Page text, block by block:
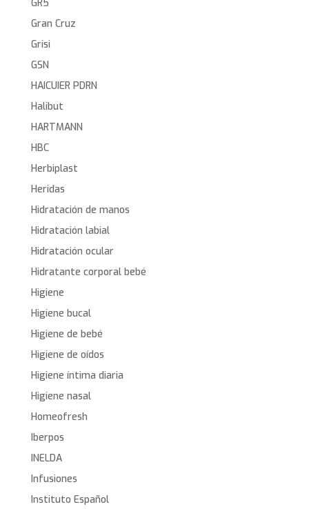
GR5
Gran Cruz
Grisi
GSN
HAICUIER PDRN
Halibut
HARTMANN
HBC
Herbiplast
Heridas
Hidratación de manos
Hidratación labial
Hidratación ocular
Hidratante corporal bebé
Higiene
Higiene bucal
Higiene de bebé
Higiene de oídos
Higiene íntima diaria
Higiene nasal
Homeofresh
Iberpos
INELDA
Infusiones
Instituto Español